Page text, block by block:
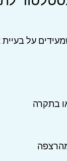
על
בתקרה
מהרצפה